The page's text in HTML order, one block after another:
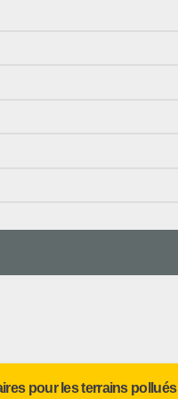
pour les terrains pollués